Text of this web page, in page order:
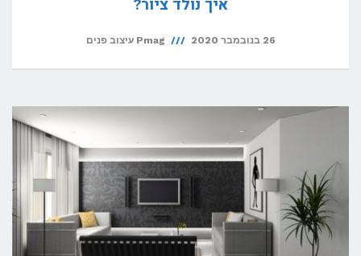
איך נולד ציור?
26 בנובמבר 2020 Pmag עיצוב פנים